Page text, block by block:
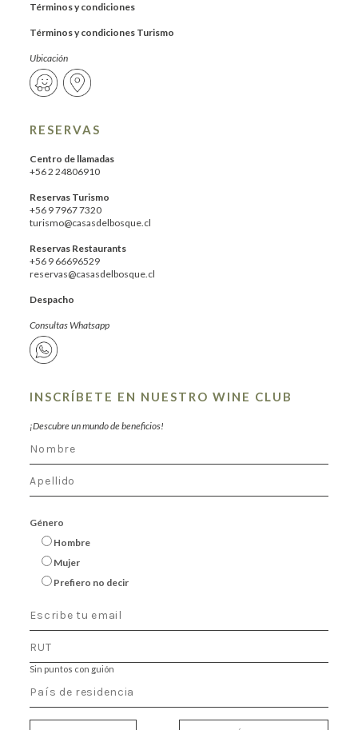
Términos y condiciones
Términos y condiciones Turismo
Ubicación
RESERVAS
Centro de llamadas
+56 2 24806910
Reservas Turismo
+56 9 7967 7320
turismo@casasdelbosque.cl
Reservas Restaurants
+56 9 66696529
reservas@casasdelbosque.cl
Despacho
Consultas Whatsapp
INSCRÍBETE EN NUESTRO WINE CLUB
¡Descubre un mundo de beneficios!
Género
Hombre
Mujer
Prefiero no decir
Sin puntos con guión